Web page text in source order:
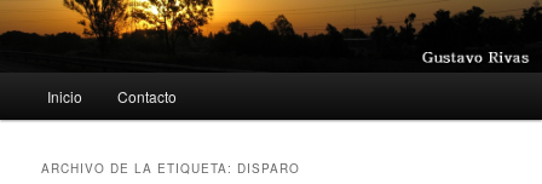
principal
Inicio Contacto
ARCHIVO DE LA ETIQUETA: DISPARO